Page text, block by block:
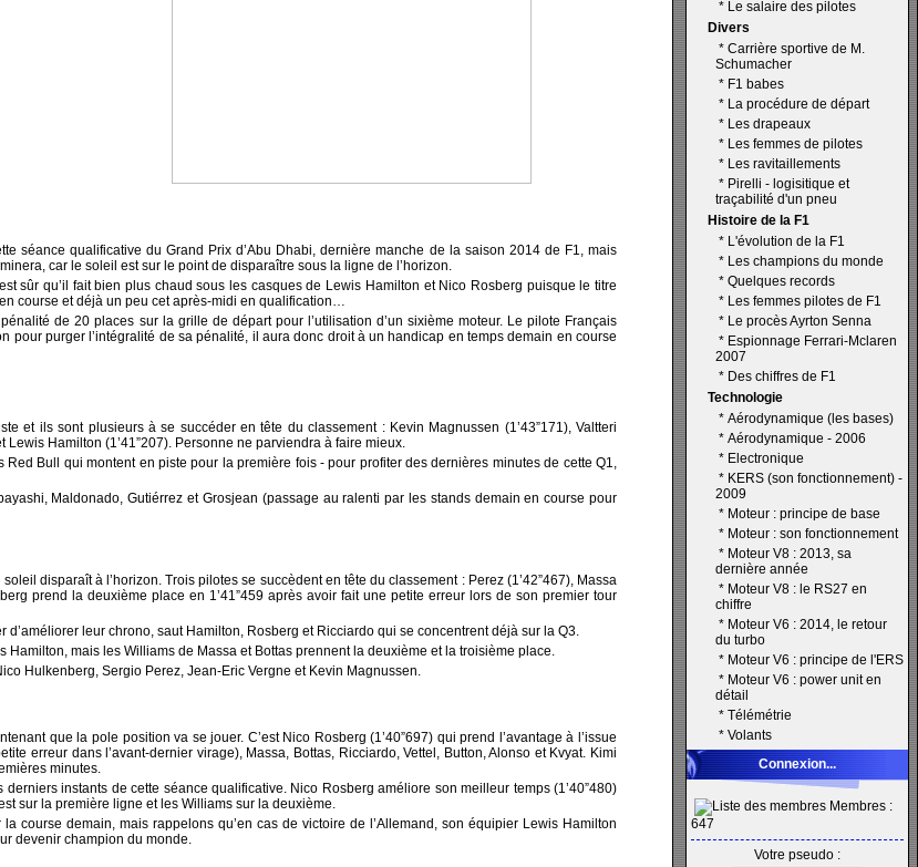
séance qualificative du Grand Prix d’Abu Dhabi, dernière manche de la saison 2014 de F1, mais
car le soleil est sur le point de disparaître sous la ligne de l’horizon.
sûr qu’il fait bien plus chaud sous les casques de Lewis Hamilton et Nico Rosberg puisque le titre
course et déjà un peu cet après-midi en qualification…
de 20 places sur la grille de départ pour l’utilisation d’un sixième moteur. Le pilote Français
pour purger l’intégralité de sa pénalité, il aura donc droit à un handicap en temps demain en course
et ils sont plusieurs à se succéder en tête du classement : Kevin Magnussen (1’43”171), Valtteri
Lewis Hamilton (1’41”207). Personne ne parviendra à faire mieux.
Red Bull qui montent en piste pour la première fois - pour profiter des dernières minutes de cette Q1,
Maldonado, Gutiérrez et Grosjean (passage au ralenti par les stands demain en course pour
disparaît à l’horizon. Trois pilotes se succèdent en tête du classement : Perez (1’42”467), Massa
prend la deuxième place en 1’41”459 après avoir fait une petite erreur lors de son premier tour
d’améliorer leur chrono, saut Hamilton, Rosberg et Ricciardo qui se concentrent déjà sur la Q3.
Hamilton, mais les Williams de Massa et Bottas prennent la deuxième et la troisième place.
Hulkenberg, Sergio Perez, Jean-Eric Vergne et Kevin Magnussen.
que la pole position va se jouer. C’est Nico Rosberg (1’40”697) qui prend l’avantage à l’issue
erreur dans l’avant-dernier virage), Massa, Bottas, Ricciardo, Vettel, Button, Alonso et Kvyat. Kimi
minutes.
instants de cette séance qualificative. Nico Rosberg améliore son meilleur temps (1’40”480)
sur la première ligne et les Williams sur la deuxième.
course demain, mais rappelons qu’en cas de victoire de l’Allemand, son équipier Lewis Hamilton
devenir champion du monde.
* Le salaire des pilotes
Divers
* Carrière sportive de M.
Schumacher
* F1 babes
* La procédure de départ
* Les drapeaux
* Les femmes de pilotes
* Les ravitaillements
* Pirelli - logisitique et
traçabilité d'un pneu
Histoire de la F1
* L'évolution de la F1
* Les champions du monde
* Quelques records
* Les femmes pilotes de F1
* Le procès Ayrton Senna
* Espionnage Ferrari-Mclaren
2007
* Des chiffres de F1
Technologie
* Aérodynamique (les bases)
* Aérodynamique - 2006
* Electronique
* KERS (son fonctionnement) -
2009
* Moteur : principe de base
* Moteur : son fonctionnement
* Moteur V8 : 2013, sa
dernière année
* Moteur V8 : le RS27 en
chiffre
* Moteur V6 : 2014, le retour
du turbo
* Moteur V6 : principe de l'ERS
* Moteur V6 : power unit en
détail
* Télémétrie
* Volants
Connexion...
Membres :
647
Votre pseudo :